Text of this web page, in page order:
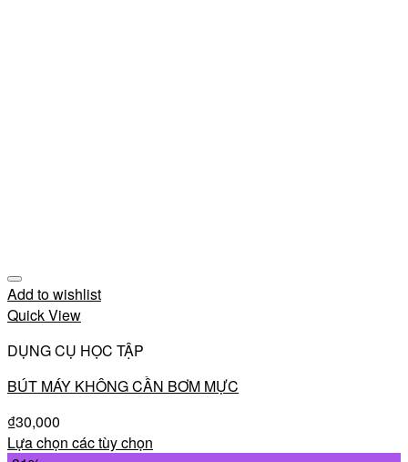
Add to wishlist
Quick View
DỤNG CỤ HỌC TẬP
BÚT MÁY KHÔNG CẦN BƠM MỰC
₫30,000
Lựa chọn các tùy chọn